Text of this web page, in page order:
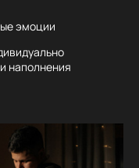
эмоции
наполнения